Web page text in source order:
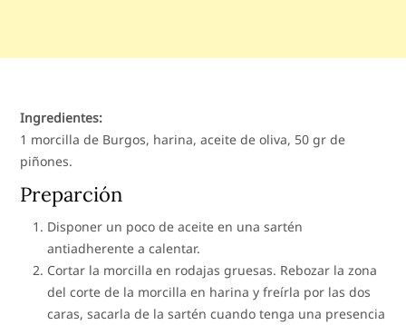
Ingredientes:
1 morcilla de Burgos, harina, aceite de oliva, 50 gr de
piñones.
Preparción
Disponer un poco de aceite en una sartén
antiadherente a calentar.
Cortar la morcilla en rodajas gruesas. Rebozar la zona
del corte de la morcilla en harina y freírla por las dos
caras, sacarla de la sartén cuando tenga una presencia